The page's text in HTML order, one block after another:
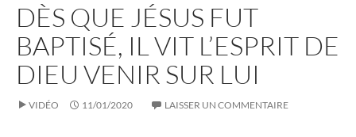
DÈS QUE JÉSUS FUT
BAPTISÉ, IL VIT L’ESPRIT DE
DIEU VENIR SUR LUI
VIDÉO 11/01/2020 LAISSER UN COMMENTAIRE